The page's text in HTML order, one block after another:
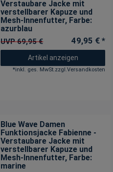
Verstaubare Jacke mit
verstellbarer Kapuze und
Mesh-Innenfutter, Farbe:
azurblau
UVP 69,95 € 49,95 € *
Artikel anzeigen
*inkl. ges. MwSt.zzgl.Versandkosten
Blue Wave Damen
Funktionsjacke Fabienne -
Verstaubare Jacke mit
verstellbarer Kapuze und
Mesh-Innenfutter, Farbe:
marine